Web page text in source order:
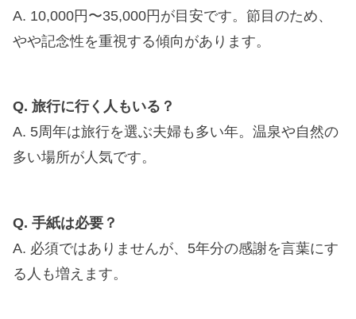
A. 10,000円〜35,000円が目安です。節目のため、
やや記念性を重視する傾向があります。
Q. 旅行に行く人もいる？
A. 5周年は旅行を選ぶ夫婦も多い年。温泉や自然の
多い場所が人気です。
Q. 手紙は必要？
A. 必須ではありませんが、5年分の感謝を言葉にす
る人も増えます。